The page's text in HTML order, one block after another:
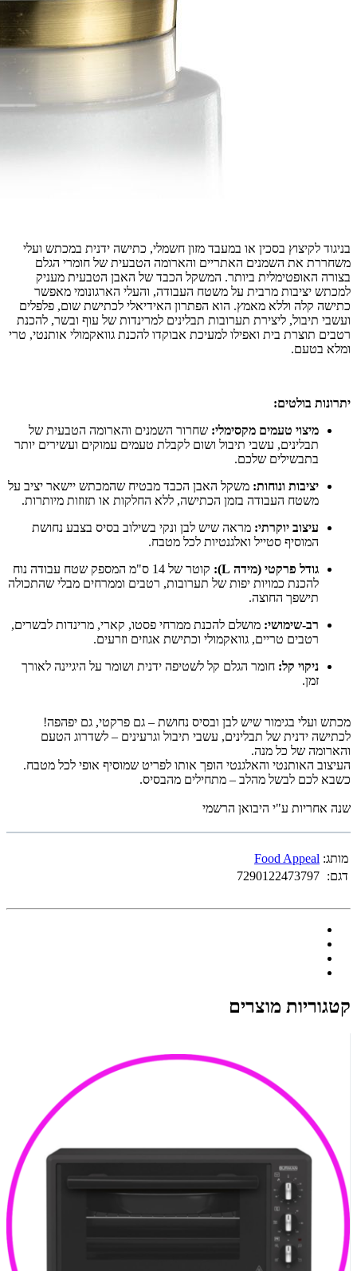
בניגוד לקיצוץ בסכין או במעבד מזון חשמלי, כתישה ידנית במכתש ועלי
משחררת את השמנים האתריים והארומה הטבעית של חומרי הגלם
בצורה האופטימלית ביותר. המשקל הכבד של האבן הטבעית מעניק
למכתש יציבות מרבית על משטח העבודה, והעלי הארגונומי מאפשר
כתישה קלה וללא מאמץ. הוא הפתרון האידיאלי לכתישת שום, פלפלים
ועשבי תיבול, ליצירת תערובות תבלינים למרינדות של עוף ובשר, להכנת
רטבים תוצרת בית ואפילו למעיכת אבוקדו להכנת גוואקמולי אותנטי, טרי
ומלא בטעם.
יתרונות בולטים:
מיצוי טעמים מקסימלי: שחרור השמנים והארומה הטבעית של
תבלינים, עשבי תיבול ושום לקבלת טעמים עמוקים ועשירים יותר
בתבשילים שלכם.
יציבות ונוחות: משקל האבן הכבד מבטיח שהמכתש יישאר יציב על
משטח העבודה בזמן הכתישה, ללא החלקות או תזוזות מיותרות.
עיצוב יוקרתי: מראה שיש לבן ונקי בשילוב בסיס בצבע נחושת
המוסיף סטייל ואלגנטיות לכל מטבח.
גודל פרקטי (מידה L):
קוטר של 14 ס"מ המספק שטח עבודה נוח
להכנת כמויות יפות של תערובות, רטבים וממרחים מבלי שהתכולה
תישפך החוצה.
רב-שימושי: מושלם להכנת ממרחי פסטו, קארי, מרינדות לבשרים,
רטבים טריים, גוואקמולי וכתישת אגוזים וזרעים.
ניקוי קל: חומר הגלם קל לשטיפה ידנית ושומר על היגיינה לאורך
זמן.
מכתש ועלי בגימור שיש לבן ובסיס נחושת – גם פרקטי, גם יפהפה!
לכתישה ידנית של תבלינים, עשבי תיבול וגרעינים – לשדרוג הטעם
והארומה של כל מנה.
העיצוב האותנטי והאלגנטי הופך אותו לפריט שמוסיף אופי לכל מטבח.
כשבא לכם לבשל מהלב – מתחילים מהבסיס.
שנה אחריות ע"י היבואן הרשמי
מותג: Food Appeal
דגם: 7290122473797
קטגוריות מוצרים